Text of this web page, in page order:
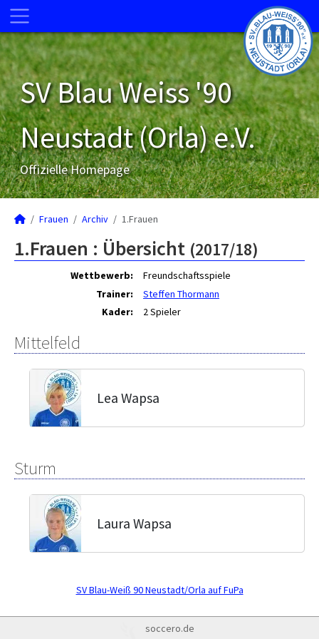
SV Blau Weiss '90
Neustadt (Orla) e.V.
Offizielle Homepage
Frauen Archiv 1.Frauen
1.Frauen : Übersicht (2017/18)
Wettbewerb:
Freundschaftsspiele
Trainer:
Steffen Thormann
Kader:
2 Spieler
Mittelfeld
Lea Wapsa
Sturm
Laura Wapsa
SV Blau-Weiß 90 Neustadt/Orla auf FuPa
soccero.de